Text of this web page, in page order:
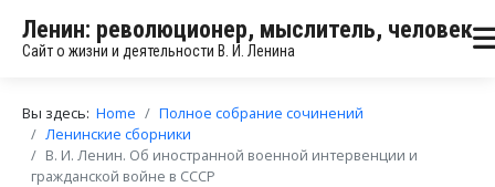
Ленин: революционер, мыслитель, человек
Сайт о жизни и деятельности В. И. Ленина
Вы здесь: Home
Полное собрание сочинений
Ленинские сборники
В. И. Ленин. Об иностранной военной интервенции и
гражданской войне в СССР